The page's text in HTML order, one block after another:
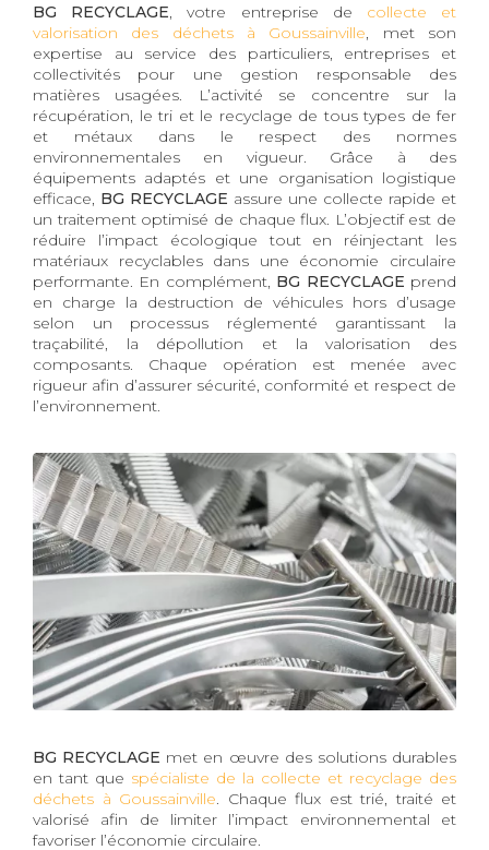
BG RECYCLAGE, votre entreprise de collecte et
valorisation des déchets à Goussainville, met son
expertise au service des particuliers, entreprises et
collectivités pour une gestion responsable des
matières usagées. L’activité se concentre sur la
récupération, le tri et le recyclage de tous types de fer
et métaux dans le respect des normes
environnementales en vigueur. Grâce à des
équipements adaptés et une organisation logistique
efficace, BG RECYCLAGE assure une collecte rapide et
un traitement optimisé de chaque flux. L’objectif est de
réduire l’impact écologique tout en réinjectant les
matériaux recyclables dans une économie circulaire
performante. En complément, BG RECYCLAGE prend
en charge la destruction de véhicules hors d’usage
selon un processus réglementé garantissant la
traçabilité, la dépollution et la valorisation des
composants. Chaque opération est menée avec
rigueur afin d’assurer sécurité, conformité et respect de
l’environnement.
BG RECYCLAGE met en œuvre des solutions durables
en tant que spécialiste de la collecte et recyclage des
déchets à Goussainville. Chaque flux est trié, traité et
valorisé afin de limiter l’impact environnemental et
favoriser l’économie circulaire.